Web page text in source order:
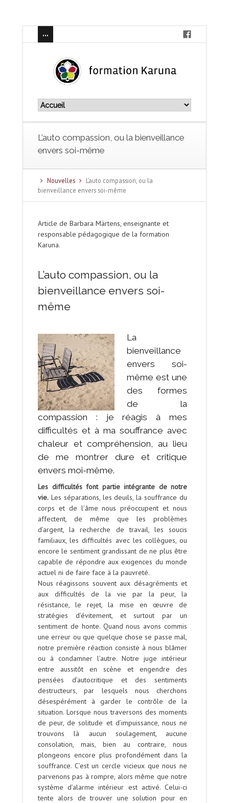
L’auto compassion, ou la bienveillance
envers soi-même
Nouvelles
L’auto compassion, ou la
bienveillance envers soi-même
Article de Barbara Märtens, enseignante et
responsable pédagogique de la formation
Karuna.
L’auto compassion, ou la
bienveillance envers soi-
même
La
bienveillance
envers soi-
même est une
des formes
de la
compassion : je réagis à mes
difficultés et à ma souffrance avec
chaleur et compréhension, au lieu
de me montrer dure et critique
envers moi-même.
Les difficultés font partie intégrante de notre
vie. Les séparations, les deuils, la souffrance du
corps et de l’âme nous préoccupent et nous
affectent, de même que les problèmes
d’argent, la recherche de travail, les soucis
familiaux, les difficultés avec les collègues, ou
encore le sentiment grandissant de ne plus être
capable de répondre aux exigences du monde
actuel ni de faire face à la pauvreté.
Nous réagissons souvent aux désagréments et
aux difficultés de la vie par la peur, la
résistance, le rejet, la mise en œuvre de
stratégies d’évitement, et surtout par un
sentiment de honte. Quand nous avons commis
une erreur ou que quelque chose se passe mal,
notre première réaction consiste à nous blâmer
ou à condamner l’autre. Notre juge intérieur
entre aussitôt en scène et engendre des
pensées d’autocritique et des sentiments
destructeurs, par lesquels nous cherchons
désespérément à garder le contrôle de la
situation. Lorsque nous traversons des moments
de peur, de solitude et d’impuissance, nous ne
trouvons là aucun soulagement, aucune
consolation, mais, bien au contraire, nous
plongeons encore plus profondément dans la
souffrance. C’est un cercle vicieux que nous ne
parvenons pas à rompre, alors même que notre
système d’alarme intérieur est activé. Celui-ci
tente alors de trouver une solution pour en